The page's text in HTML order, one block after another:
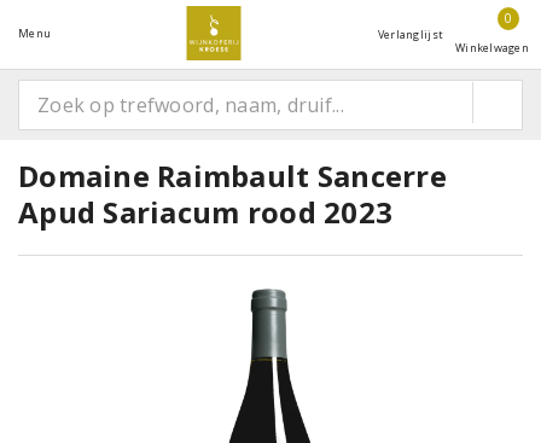
Menu Verlanglijst
0
Winkelwagen
Domaine Raimbault Sancerre
Apud Sariacum rood 2023